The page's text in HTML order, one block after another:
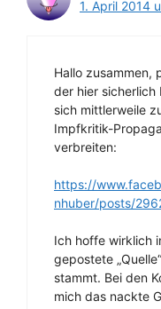
1. April 2014
Hallo zusammen,
der hier sicherlich
sich mittlerweile
Impfkritik-
verbreiten:
https://
nhuber/posts/
Ich hoffe wirklich
gepostete
stammt. Bei den
mich das nackte